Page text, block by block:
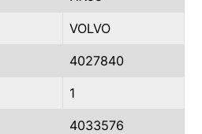
VOLVO
4027840
1
4033576